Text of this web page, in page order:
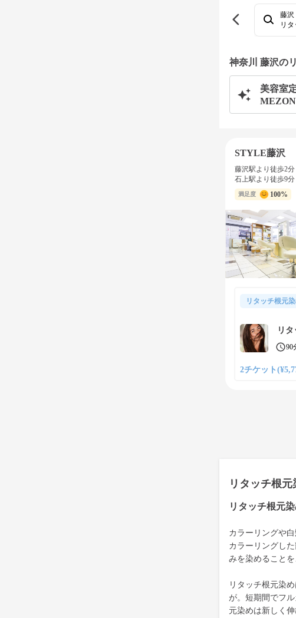
藤沢
リ
神奈川 藤沢の
美容室
STYLE藤沢
藤沢駅より徒歩2分
石上駅より徒歩9分
満足度 100%
リタッチ根元
リタ
90
2チケット
リタッチ根
リタッチ根元
カラーリングや
カラーリングし
みを染めること
リタッチ根元染
が。短期間でフ
元染めは新しく